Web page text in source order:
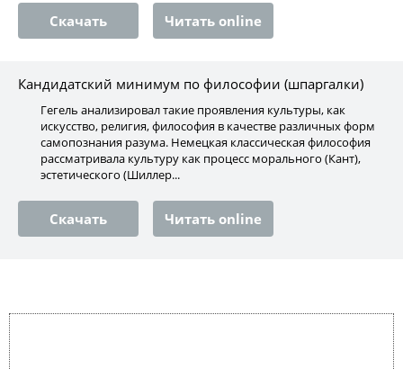
Скачать Читать online
Кандидатский минимум по философии (шпаргалки)
Гегель анализировал такие проявления культуры, как
искусство, религия, философия в качестве различных форм
самопознания разума. Немецкая классическая философия
рассматривала культуру как процесс морального (Кант),
эстетического (Шиллер...
Скачать Читать online